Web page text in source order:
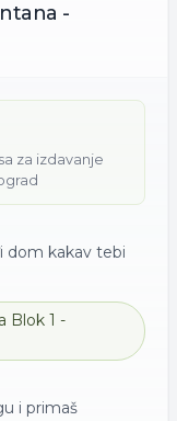
-
za izdavanje
dom kakav tebi
Blok 1 -
i primaš